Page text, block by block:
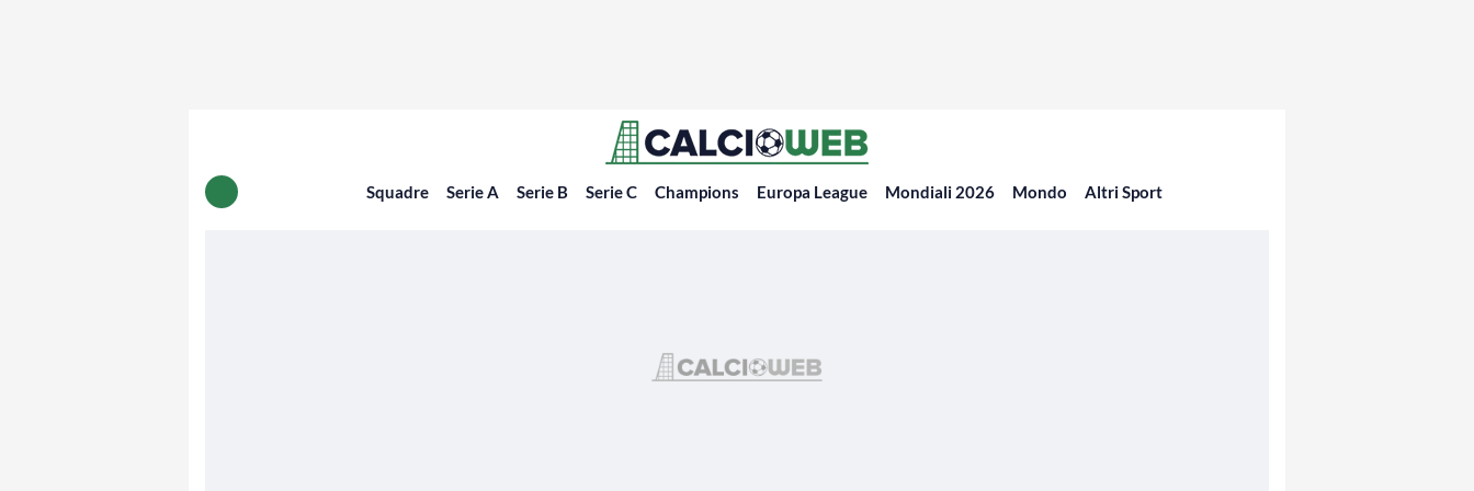
Squadre Serie A Serie B Serie C Champions Europa League Mondiali 2026 Mondo Altri Sport